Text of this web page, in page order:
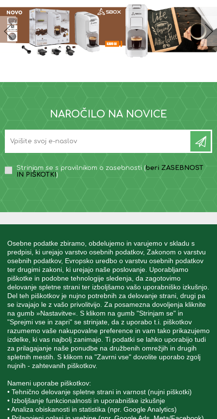
Osebne podatke zbiramo, obdelujemo in varujemo v skladu s
predpisi, ki urejajo varstvo osebnih podatkov, Zakonom o varstvu
osebnih podatkov, Evropsko uredbo o varstvu osebnih podatkov
ter drugimi zakoni, ki urejajo naše poslovanje. Uporabljamo
piškotke in podobne tehnologije sledenja, da zagotovimo
delovanje spletne strani ter izboljšamo vašo uporabniško izkušnjo.
Del teh piškotkov je nujno potrebnih za delovanje strani, drugi pa
se izvajajo le z vašo privolitvijo. Za posamezna dovoljenja kliknite
na gumb »Nastavitve«. S klikom na gumb "Strinjam se" in
"Sprejmi vse in zapri" se strinjate, da z uporabo t.i. piškotkov
razumemo vaše nakupovalne preference in vam tako prikazujemo
izdelke, ki vas najbolj zanimajo. Ti podatki se lahko uporabijo tudi
za prilagajanje naše ponudbe na družbenih omrežjih in drugih
spletnih mestih. S klikom na "Zavrni vse" dovolite uporabo zgolj
nujnih - zahtevanih piškotkov.
Nameni uporabe piškotkov:
• Tehnično delovanje spletne strani in varnost (nujni piškotki)
• Izboljšanje funkcionalnosti in uporabniške izkušnje
• Analiza obiskanosti in statistika (npr. Google Analytics)
NAROČILO NA NOVICE
Strinjam se s pravilnikom o zasebnosti (beri ZASEBNOST
IN PIŠKOTKI )
MOJ RAČUN
STORITEV ZA STRANKE
SPREMLJAJTE NAS
+386 1 562 21 11